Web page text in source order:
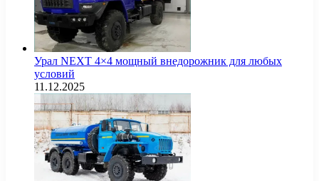
Урал NEXT 4×4 мощный внедорожник для любых
условий
11.12.2025